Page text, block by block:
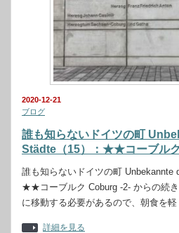
2020-12-21
ブログ
誰も知らないドイツの町
Städte（15）：★★コーブル
誰も知らないドイツの町 Unbekannte
★★コーブルク Coburg -2- からの続
に移動する必要があるので、朝食を
詳細を見る